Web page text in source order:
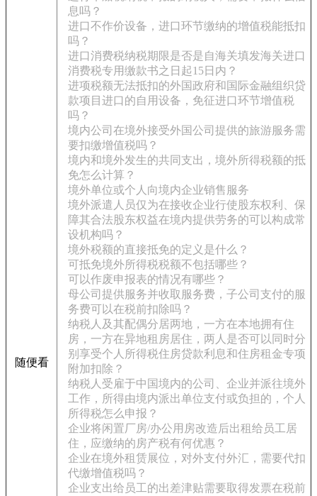
随便看
息吗？
进口不作价设备，进口环节缴纳的增值税能抵扣
吗？
进口消费税纳税期限是否是自海关填发海关进口
消费税专用缴款书之日起15日内？
进项税额无法抵扣的外国政府和国际金融组织贷
款项目进口的自用设备，免征进口环节增值税
吗？
境内公司在境外接受外国公司提供的旅游服务需
要扣缴增值税吗？
境内和境外发生的共同支出，境外所得税额的抵
免怎么计算？
境外单位或个人向境内企业销售服务
境外派遣人员仅为在接收企业行使股东权利、保
障其合法股东权益在境内提供劳务的可以构成常
设机构吗？
境外税额的直接抵免的定义是什么？
可抵免境外所得税税额不包括哪些？
可以作废申报表的情况有哪些？
母公司提供服务并收取服务费，子公司支付的服
务费可以在税前扣除吗？
纳税人及其配偶分居两地，一方在本地拥有住
房，一方在异地租房居住，两人是否可以同时分
别享受个人所得税住房贷款利息和住房租金专项
附加扣除？
纳税人受雇于中国境内的公司、企业并派往境外
工作，所得由境内派出单位支付或负担的，个人
所得税怎么申报？
企业将闲置厂房/办公用房改造后出租给员工居
住，应缴纳的房产税有何优惠？
企业在境外租赁展位，对外支付外汇，需要代扣
代缴增值税吗？
企业支出给员工的出差津贴需要取得发票在税前